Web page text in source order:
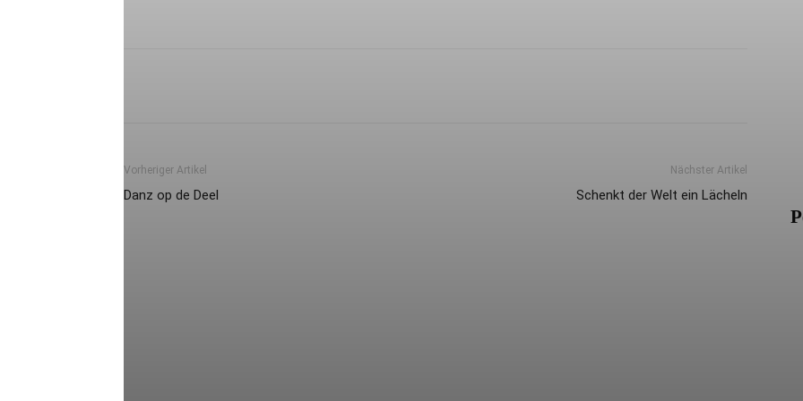
Vorheriger Artikel
Danz op de Deel
Nächster Artikel
Schenkt der Welt ein Lächeln